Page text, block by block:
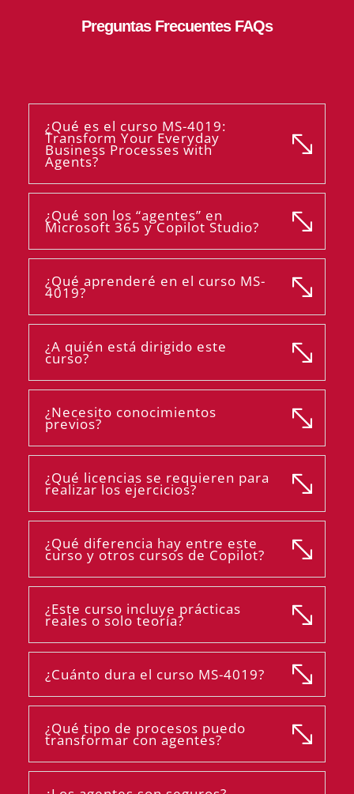
Preguntas Frecuentes FAQs
¿Qué es el curso MS-4019:
Transform Your Everyday
Business Processes with
Agents?
¿Qué son los “agentes” en
Microsoft 365 y Copilot Studio?
¿Qué aprenderé en el curso MS-
4019?
¿A quién está dirigido este
curso?
¿Necesito conocimientos
previos?
¿Qué licencias se requieren para
realizar los ejercicios?
¿Qué diferencia hay entre este
curso y otros cursos de Copilot?
¿Este curso incluye prácticas
reales o solo teoría?
¿Cuánto dura el curso MS-4019?
¿Qué tipo de procesos puedo
transformar con agentes?